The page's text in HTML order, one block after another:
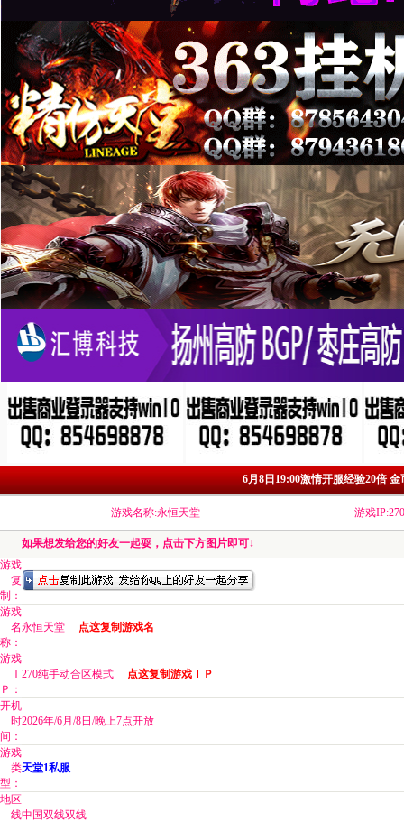
6月8日19:00激情开服经验20倍
游戏名称:永恒天堂 游戏
如果想发给您的好友一起耍，点击下方图片即可↓
游戏
复
制：
游戏
名
称：
永恒天堂 点这复制游戏名
游戏
Ｉ
Ｐ：
270纯手动合区模式 点这复制游戏ＩＰ
开机
时
间：
2026年/6月/8日/晚上7点开放
游戏
类
型：
天堂1私服
地区
线中国双线双线